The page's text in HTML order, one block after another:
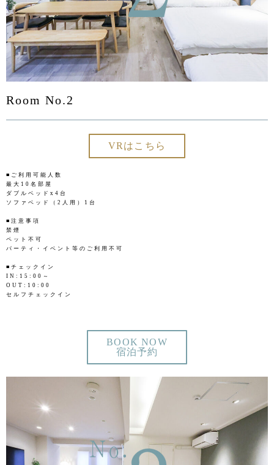
Room No.2
VRはこちら
■ご利用可能人数
最大10名部屋
ダブルベッドx4台
ソファベッド（2人用）1台
■注意事項
禁煙
ペット不可
パーティ・イベント等のご利用不可
■チェックイン
IN:15:00～
OUT:10:00
セルフチェックイン
BOOK NOW
宿泊予約